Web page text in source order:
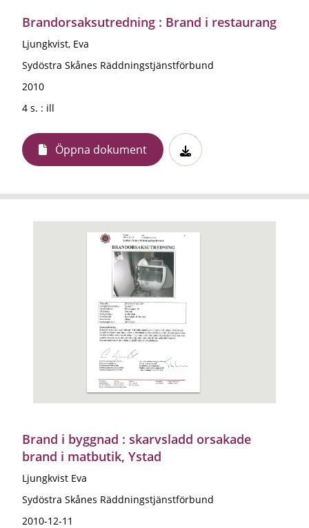
Brandorsaksutredning : Brand i restaurang
Ljungkvist, Eva
Sydöstra Skånes Räddningstjänstförbund
2010
4 s. : ill
Öppna dokument
Brand i byggnad : skarvsladd orsakade
brand i matbutik, Ystad
Ljungkvist Eva
Sydöstra Skånes Räddningstjänstförbund
2010-12-11